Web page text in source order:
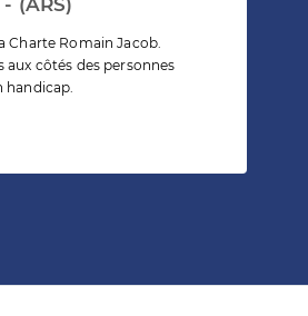
Charte Romain Jacob.
aux côtés des personnes
handicap.